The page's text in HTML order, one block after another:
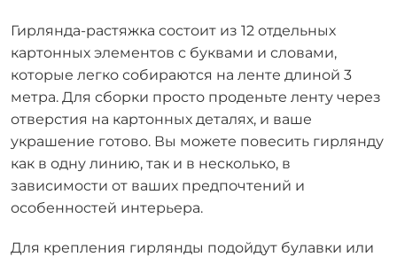
Гирлянда-растяжка состоит из 12 отдельных
картонных элементов с буквами и словами,
которые легко собираются на ленте длиной 3
метра. Для сборки просто проденьте ленту через
отверстия на картонных деталях, и ваше
украшение готово. Вы можете повесить гирлянду
как в одну линию, так и в несколько, в
зависимости от ваших предпочтений и
особенностей интерьера.
Для крепления гирлянды подойдут булавки или